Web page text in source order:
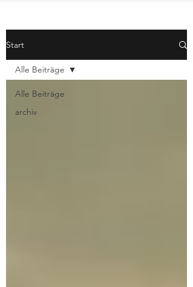
Start
Alle Beiträge
archiv
Alle Beiträge